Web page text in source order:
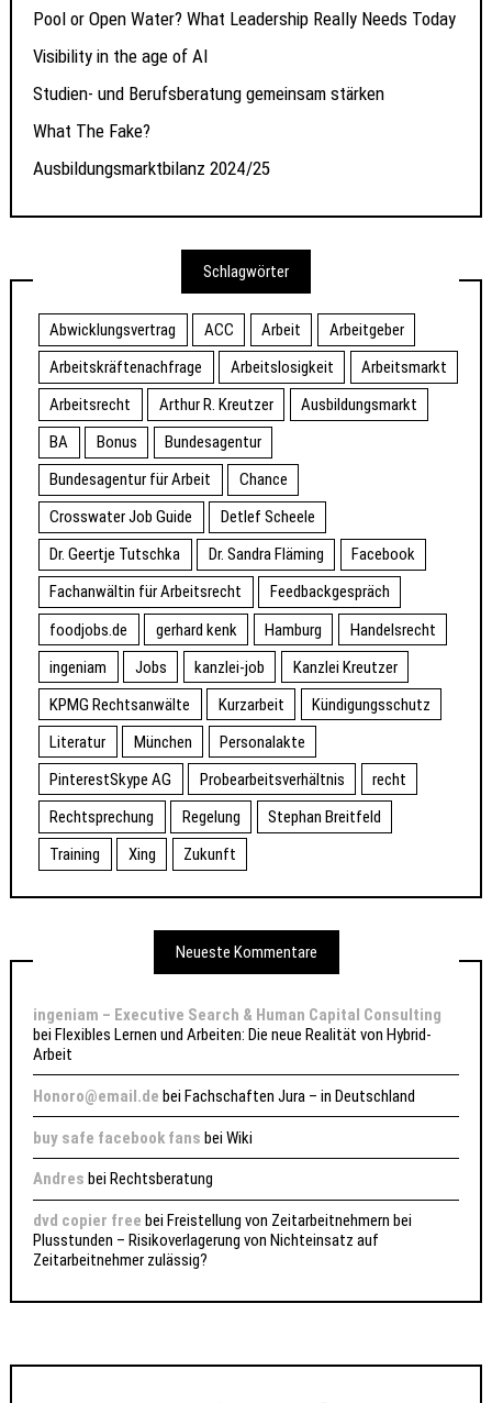
Pool or Open Water? What Leadership Really Needs Today
Visibility in the age of AI
Studien- und Berufsberatung gemeinsam stärken
What The Fake?
Ausbildungsmarktbilanz 2024/25
Schlagwörter
Abwicklungsvertrag ACC Arbeit
Arbeitgeber
Arbeitskräftenachfrage
Arbeitslosigkeit
Arbeitsmarkt
Arbeitsrecht
Arthur R. Kreutzer
Ausbildungsmarkt
BA
Bonus
Bundesagentur
Bundesagentur für Arbeit
Chance
Crosswater Job Guide
Detlef Scheele
Dr. Geertje Tutschka
Dr. Sandra Fläming
Facebook
Fachanwältin für Arbeitsrecht
Feedbackgespräch
foodjobs.de
gerhard kenk Hamburg
Handelsrecht
ingeniam
Jobs kanzlei-job
Kanzlei Kreutzer
KPMG Rechtsanwälte
Kurzarbeit
Kündigungsschutz
Literatur
München
Personalakte
PinterestSkype AG
Probearbeitsverhältnis
recht
Rechtsprechung
Regelung
Stephan Breitfeld
Training
Xing Zukunft
Neueste Kommentare
ingeniam – Executive Search & Human Capital Consulting
beiFlexibles Lernen und Arbeiten: Die neue Realität von Hybrid-
Arbeit
Honoro@email.de beiFachschaften Jura – in Deutschland
buy safe facebook fans beiWiki
Andres beiRechtsberatung
dvd copier free beiFreistellung von Zeitarbeitnehmern bei
Plusstunden – Risikoverlagerung von Nichteinsatz auf
Zeitarbeitnehmer zulässig?